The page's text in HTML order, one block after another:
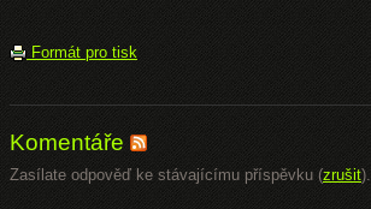
Formát pro tisk
Komentáře
Zasílate odpověď ke stávajícímu příspěvku (zrušit).